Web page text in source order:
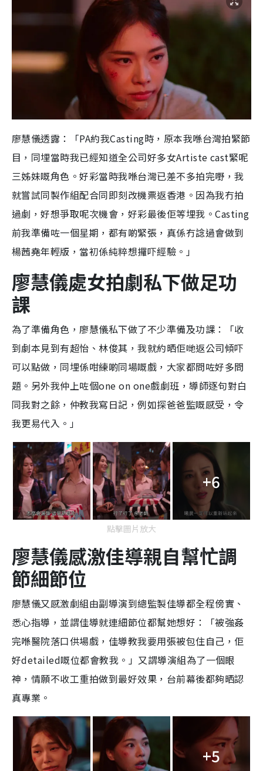
廖慧儀透露：「PA約我Casting時，原本我喺台灣拍緊節
目，同埋當時我已經知道全公司好多女Artiste cast緊呢
三姊妹嘅角色。好彩當時我喺台灣已差不多拍完嘢，我
就嘗試同製作組配合同即刻改機票返香港。因為我冇拍
過劇，好想爭取呢次機會，好彩最後佢等埋我。Casting
前我準備咗一個星期，都有啲緊張，真係冇諗過會做到
楊茜堯年輕版，當初係純粹想攞吓經驗。」
廖慧儀處女拍劇私下做足功
課
為了準備角色，廖慧儀私下做了不少準備及功課：「收
到劇本見到有超怡、林俊其，我就約晒佢哋返公司傾吓
可以點做，同埋係咁練啲同場嘅戲，大家都問咗好多問
題。另外我仲上咗個one on one戲劇班，導師逐句對白
同我對之餘，仲教我寫日記，例如探爸爸監嘅感受，令
我更易代入。」
+6
點擊圖片放大
廖慧儀感激佳導親自幫忙調
節細節位
廖慧儀又感激劇組由副導演到總監製佳導都全程傍實、
悉心指導，並謂佳導就連細節位都幫她想好：「被強姦
完喺醫院落口供場戲，佳導教我要用張被包住自己，佢
好detailed嘅位都會教我。」又謂導演組為了一個眼
神，情願不收工重拍做到最好效果，台前幕後都夠晒認
真專業。
+5